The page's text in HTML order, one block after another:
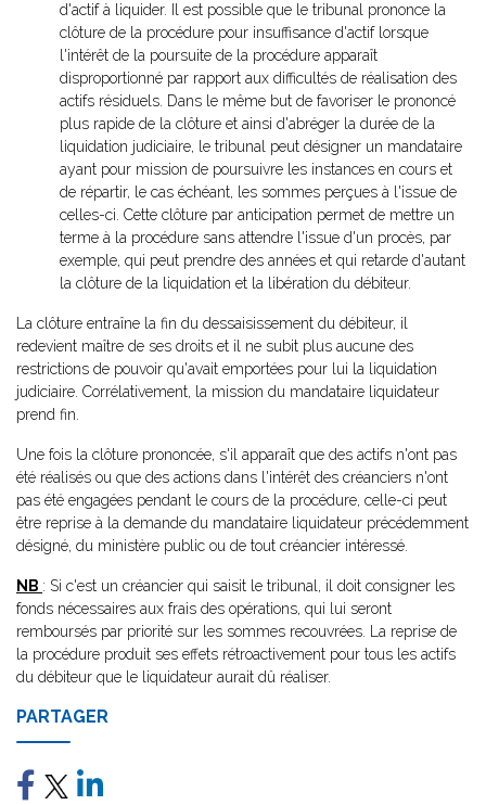
d'actif à liquider. Il est possible que le tribunal prononce la
clôture de la procédure pour insuffisance d'actif lorsque
l'intérêt de la poursuite de la procédure apparaît
disproportionné par rapport aux difficultés de réalisation des
actifs résiduels. Dans le même but de favoriser le prononcé
plus rapide de la clôture et ainsi d'abréger la durée de la
liquidation judiciaire, le tribunal peut désigner un mandataire
ayant pour mission de poursuivre les instances en cours et
de répartir, le cas échéant, les sommes perçues à l'issue de
celles-ci. Cette clôture par anticipation permet de mettre un
terme à la procédure sans attendre l'issue d'un procès, par
exemple, qui peut prendre des années et qui retarde d'autant
la clôture de la liquidation et la libération du débiteur.
La clôture entraîne la fin du dessaisissement du débiteur, il
redevient maître de ses droits et il ne subit plus aucune des
restrictions de pouvoir qu'avait emportées pour lui la liquidation
judiciaire. Corrélativement, la mission du mandataire liquidateur
prend fin.
Une fois la clôture prononcée, s'il apparaît que des actifs n'ont pas
été réalisés ou que des actions dans l'intérêt des créanciers n'ont
pas été engagées pendant le cours de la procédure, celle-ci peut
être reprise à la demande du mandataire liquidateur précédemment
désigné, du ministère public ou de tout créancier intéressé.
NB : Si c'est un créancier qui saisit le tribunal, il doit consigner les
fonds nécessaires aux frais des opérations, qui lui seront
remboursés par priorité sur les sommes recouvrées. La reprise de
la procédure produit ses effets rétroactivement pour tous les actifs
du débiteur que le liquidateur aurait dû réaliser.
PARTAGER